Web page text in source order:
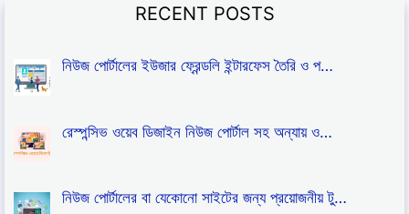
RECENT POSTS
নিউজ পোর্টালের ইউজার ফ্রেন্ডলি ইন্টারফেস তৈরি ও প…
রেস্পন্সিভ ওয়েব ডিজাইন নিউজ পোর্টাল সহ অন্যায় ও…
নিউজ পোর্টালের বা যেকোনো সাইটের জন্য প্রয়োজনীয় টু…